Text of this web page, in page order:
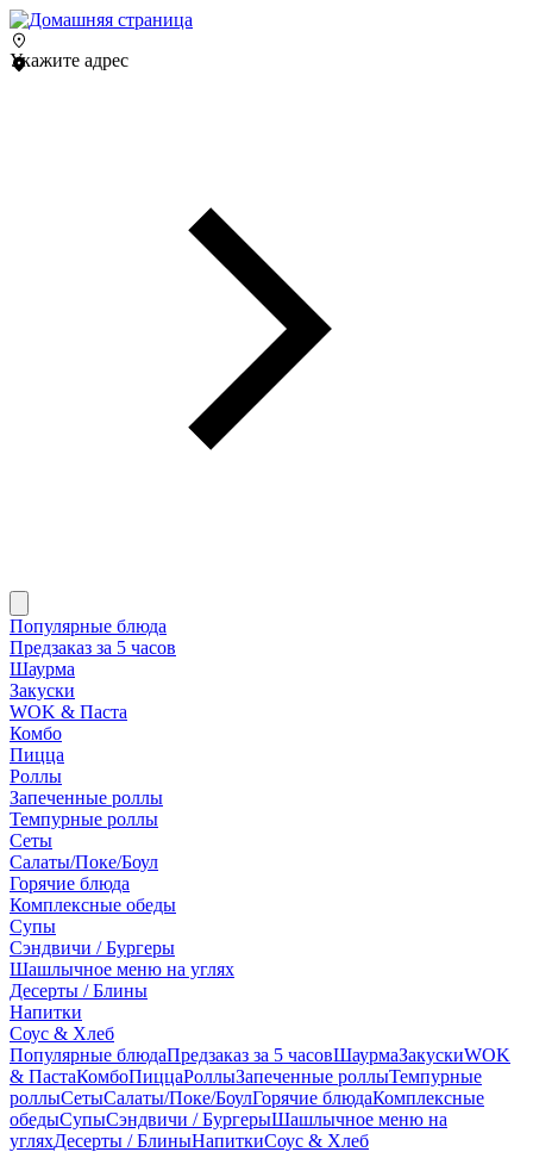
Укажите адрес
Популярные блюда
Предзаказ за 5 часов
Шаурма
Закуски
WOK & Паста
Комбо
Пицца
Роллы
Запеченные роллы
Темпурные роллы
Сеты
Cалаты/Поке/Боул
Горячие блюда
Комплексные обеды
Супы
Сэндвичи / Бургеры
Шашлычное меню на углях
Десерты / Блины
Напитки
Соус & Хлеб
Популярные блюдаПредзаказ за 5 часовШаурмаЗакускиWOK
& ПастаКомбоПиццаРоллыЗапеченные роллыТемпурные
роллыСетыCалаты/Поке/БоулГорячие блюдаКомплексные
обедыСупыСэндвичи / БургерыШашлычное меню на
угляхДесерты / БлиныНапиткиСоус & Хлеб